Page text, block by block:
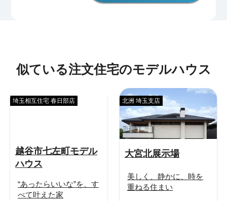
似ている注文住宅のモデルハウス
越谷市七左町モデル
ハウス
埼玉相互住宅 春日部店
“あったらいいな”を、す
べて叶えた家
大宮北展示場
北洲 埼玉支店
美しく、静かに、時を
重ねる住まい